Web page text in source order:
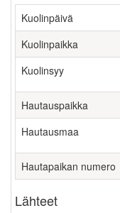
Kuolinpäivä
Kuolinpaikka
Kuolinsyy
Hautauspaikka
Hautausmaa
Hautapaikan numero
Lähteet